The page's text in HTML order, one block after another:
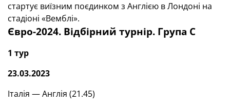
стартує виїзним поєдинком з Англією в Лондоні на
стадіоні «Вемблі».
Євро-2024. Відбірний турнір. Група С
1 тур
23.03.2023
Італія — Англія (21.45)